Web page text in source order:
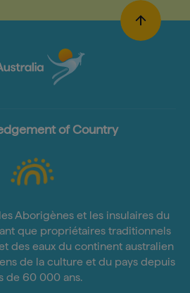
of Country
Aborigènes et les insulaires du
que propriétaires traditionnels
des eaux du continent australien
de la culture et du pays depuis
de 60 000 ans.